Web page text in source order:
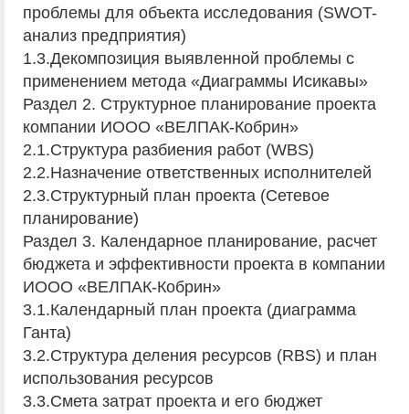
проблемы для объекта исследования (SWOT-
анализ предприятия)
1.3.Декомпозиция выявленной проблемы с
применением метода «Диаграммы Исикавы»
Раздел 2. Структурное планирование проекта
компании ИООО «ВЕЛПАК-Кобрин»
2.1.Структура разбиения работ (WBS)
2.2.Назначение ответственных исполнителей
2.3.Структурный план проекта (Сетевое
планирование)
Раздел 3. Календарное планирование, расчет
бюджета и эффективности проекта в компании
ИООО «ВЕЛПАК-Кобрин»
3.1.Календарный план проекта (диаграмма
Ганта)
3.2.Структура деления ресурсов (RBS) и план
использования ресурсов
3.3.Смета затрат проекта и его бюджет